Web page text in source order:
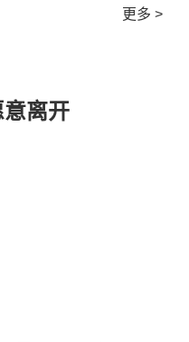
更多 >
离开